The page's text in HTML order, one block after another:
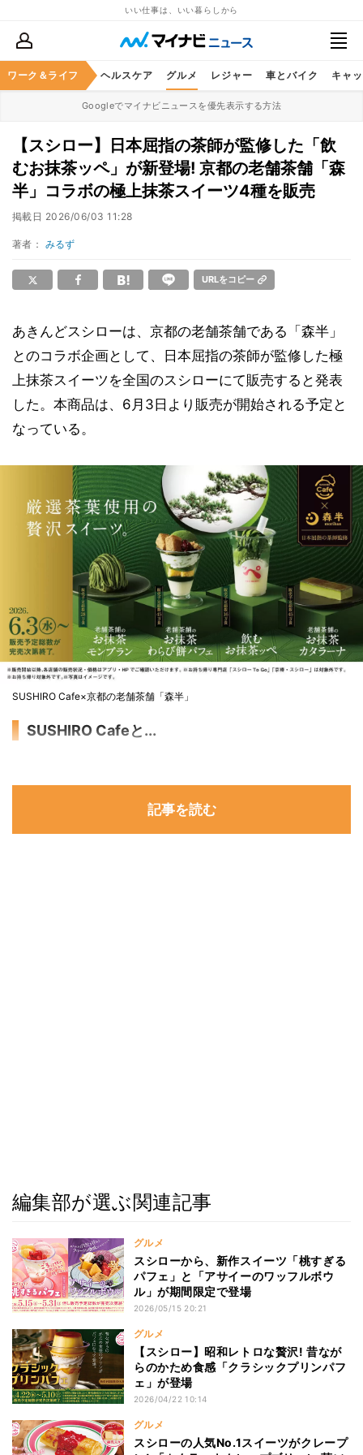
いい仕事は、いい暮らしから
ワーク＆ライフ
マネー 暮らし ヘルスケア グルメ レジャー 車とバイク キャ
Googleでマイナビニュースを優先表示する方法
【スシロー】日本屈指の茶師が監修した「飲
むお抹茶ッペ」が新登場! 京都の老舗茶舗「森
半」コラボの極上抹茶スイーツ4種を販売
掲載日 2026/06/03 11:28
著者： みるず
URLをコピー
あきんどスシローは、京都の老舗茶舗である「森半」
とのコラボ企画として、日本屈指の茶師が監修した極
上抹茶スイーツを全国のスシローにて販売すると発表
した。本商品は、6月3日より販売が開始される予定と
なっている。
SUSHIRO Cafe×京都の老舗茶舗「森半」
SUSHIRO Cafeと...
記事を読む
編集部が選ぶ関連記事
グルメ
スシローから、新作スイーツ「桃すぎる
パフェ」と「アサイーのワッフルボウ
ル」が期間限定で登場
2026/05/15 20:21
グルメ
【スシロー】昭和レトロな贅沢! 昔なが
らのかため食感「クラシックプリンパフ
ェ」が登場
2026/04/22 10:14
グルメ
スシローの人気No.1スイーツがクレープ